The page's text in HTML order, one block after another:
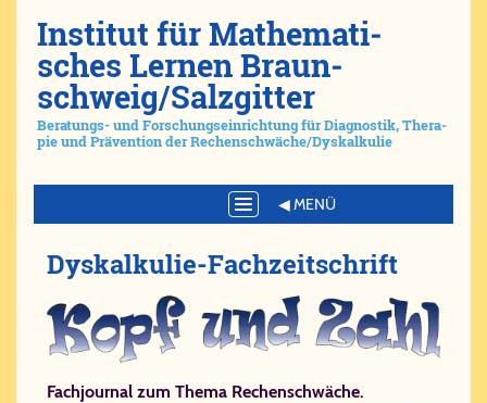
Ins­ti­tut für Ma­the­ma­ti­
sches Ler­nen Braun­
schweig/​Salz­git­ter
Be­ra­tungs- und For­schungs­ein­rich­tung für Dia­gno­stik, The­ra­
pie und Prä­ven­ti­on der Re­chen­schwä­che/​Dys­kal­ku­lie
Toggle
Dys­kal­ku­lie-​Fach­zeit­schrift
Fachjournal zum Thema Rechenschwäche.